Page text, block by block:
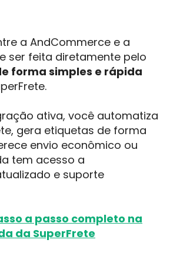
a AndCommerce e a
ser feita diretamente pelo
forma simples e rápida
ativa, você automatiza
gera etiquetas de forma
envio econômico ou
tem acesso a
e suporte
a passo completo na
da SuperFrete